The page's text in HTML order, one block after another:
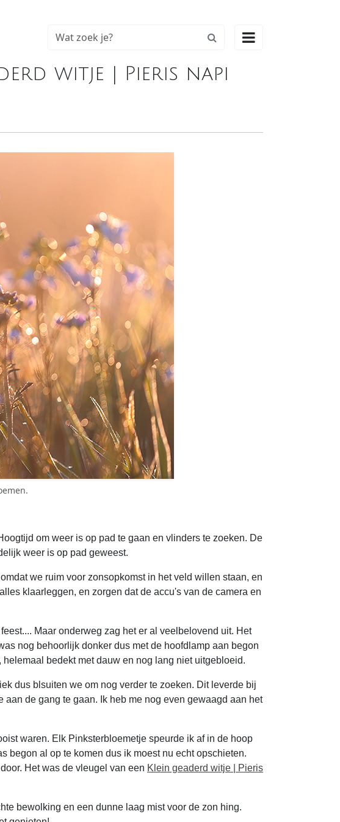

witje | Pieris napi
om weer is op pad te gaan en vlinders te zoeken. De
weer is op pad geweest.
we ruim voor zonsopkomst in het veld willen staan, en
klaarleggen, en zorgen dat de accu's van de camera en
Maar onderweg zag het er al veelbelovend uit. Het
nog behoorlijk donker dus met de hoofdlamp aan begon
bedekt met dauw en nog lang niet uitgebloeid.
dus blsuiten we om nog verder te zoeken. Dit leverde bij
de gang te gaan. Ik heb me nog even gewaagd aan het
waren. Elk Pinksterbloemetje speurde ik af in de hoop
begon al op te komen dus ik moest nu echt opschieten.
Het was de vleugel van een Klein geaderd witje | Pieris
bewolking en een dunne laag mist voor de zon hing.